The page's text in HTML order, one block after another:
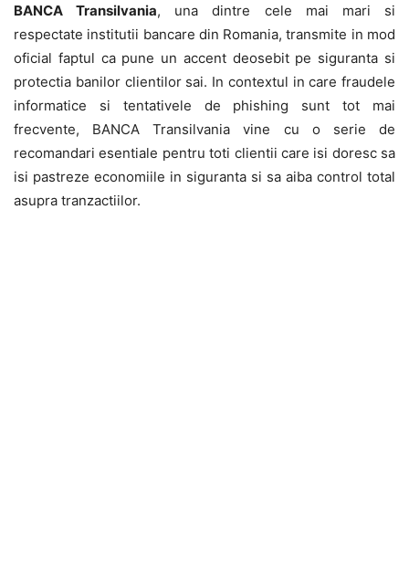
BANCA Transilvania, una dintre cele mai mari si
respectate institutii bancare din Romania, transmite in mod
oficial faptul ca pune un accent deosebit pe siguranta si
protectia banilor clientilor sai. In contextul in care fraudele
informatice si tentativele de phishing sunt tot mai
frecvente, BANCA Transilvania vine cu o serie de
recomandari esentiale pentru toti clientii care isi doresc sa
isi pastreze economiile in siguranta si sa aiba control total
asupra tranzactiilor.